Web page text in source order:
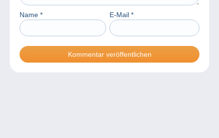
Name * E-Mail *